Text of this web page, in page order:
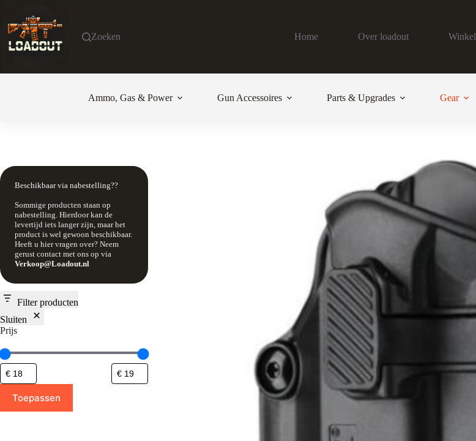
de
inhoud
Zoeken Home Over loadout Winkel
Ammo, Gas & Power Gun Accessoires Parts & Upgrades Gear
Beschikbaar via nabestelling??
Sommige producten staan op
nabestelling. Hierdoor kan de
levertijd iets langer zijn, maar het
product is wel gewoon beschikbaar.
Heeft u hier vragen over? Neem
gerust contact met ons op via
Verkoop@Loadout.nl
Filter producten
Sluiten
Prijs
Toepassen